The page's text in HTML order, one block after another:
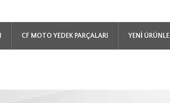
CF MOTO YEDEK PARÇALARI YENI